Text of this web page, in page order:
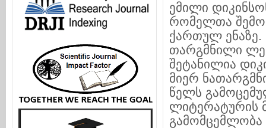
ემილი
რომელთა
ქართულ ენაზე.
თარგმნილი
შეტანილია
მიერ
წელს
ლიტერატურის